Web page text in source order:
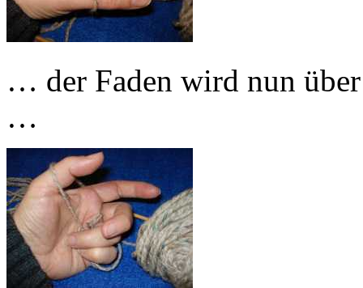
… der Faden wird nun
…